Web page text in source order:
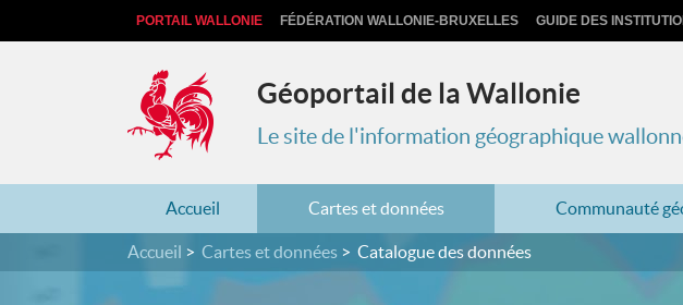
PORTAIL WALLONIE FÉDÉRATION WALLONIE-BRUXELLES GUIDE DES
Géoportail de la Wallonie
Le site de l'information géographique
Accueil Cartes et données Communauté
Accueil Cartes et données Catalogue des données